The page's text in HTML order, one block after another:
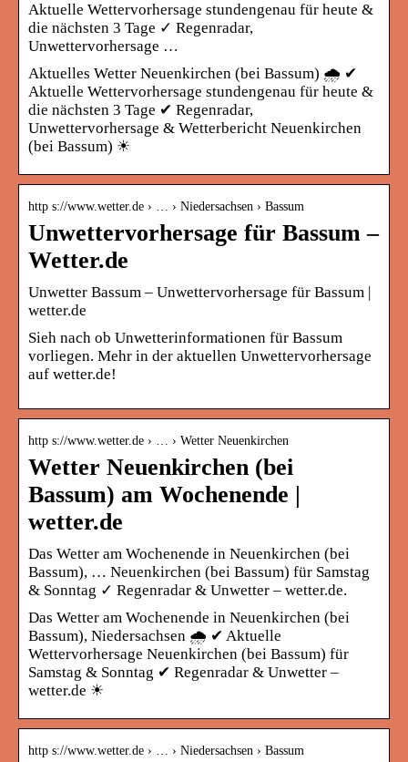
Aktuelle Wettervorhersage stundengenau für heute &
die nächsten 3 Tage ✓ Regenradar,
Unwettervorhersage …
Aktuelles Wetter Neuenkirchen (bei Bassum) 🌧️ ✔
Aktuelle Wettervorhersage stundengenau für heute &
die nächsten 3 Tage ✔ Regenradar,
Unwettervorhersage & Wetterbericht Neuenkirchen
(bei Bassum) ☀
http s://www.wetter.de › … › Niedersachsen › Bassum
Unwettervorhersage für Bassum –
Wetter.de
Unwetter Bassum – Unwettervorhersage für Bassum |
wetter.de
Sieh nach ob Unwetterinformationen für Bassum
vorliegen. Mehr in der aktuellen Unwettervorhersage
auf wetter.de!
http s://www.wetter.de › … › Wetter Neuenkirchen
Wetter Neuenkirchen (bei
Bassum) am Wochenende |
wetter.de
Das Wetter am Wochenende in Neuenkirchen (bei
Bassum), … Neuenkirchen (bei Bassum) für Samstag
& Sonntag ✓ Regenradar & Unwetter – wetter.de.
Das Wetter am Wochenende in Neuenkirchen (bei
Bassum), Niedersachsen 🌧️ ✔ Aktuelle
Wettervorhersage Neuenkirchen (bei Bassum) für
Samstag & Sonntag ✔ Regenradar & Unwetter –
wetter.de ☀
http s://www.wetter.de › … › Niedersachsen › Bassum